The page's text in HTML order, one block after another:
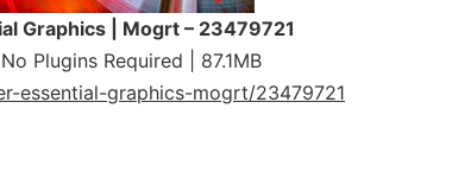
Graphics | Mogrt – 23479721
Plugins Required | 87.1MB
essential-graphics-mogrt/23479721